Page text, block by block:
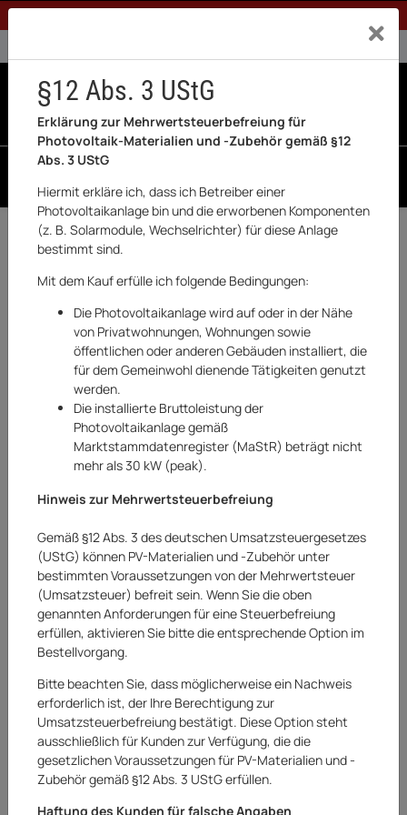
1% Rabatt bei Banküberweisung (Privatkunden)Exklusiv
Zurück Garten & Outdoor
Gartenbank Holzbank Sitzbank Bank
Glendale FSC 2-Sitzer weiß 93 x 120 x 60
cm
§12 Abs. 3 UStG
Erklärung zur Mehrwertsteuerbefreiung für
Photovoltaik-Materialien und -Zubehör gemäß §12
Abs. 3 UStG
Hiermit erkläre ich, dass ich Betreiber einer
Photovoltaikanlage bin und die erworbenen Komponenten
(z. B. Solarmodule, Wechselrichter) für diese Anlage
bestimmt sind.
Mit dem Kauf erfülle ich folgende Bedingungen:
Die Photovoltaikanlage wird auf oder in der Nähe
von Privatwohnungen, Wohnungen sowie
öffentlichen oder anderen Gebäuden installiert, die
für dem Gemeinwohl dienende Tätigkeiten genutzt
werden.
Die installierte Bruttoleistung der
Photovoltaikanlage gemäß
Marktstammdatenregister (MaStR) beträgt nicht
mehr als 30 kW (peak).
Hinweis zur Mehrwertsteuerbefreiung
Gemäß §12 Abs. 3 des deutschen Umsatzsteuergesetzes
(UStG) können PV-Materialien und -Zubehör unter
bestimmten Voraussetzungen von der Mehrwertsteuer
(Umsatzsteuer) befreit sein. Wenn Sie die oben
genannten Anforderungen für eine Steuerbefreiung
erfüllen, aktivieren Sie bitte die entsprechende Option im
Bestellvorgang.
Bitte beachten Sie, dass möglicherweise ein Nachweis
erforderlich ist, der Ihre Berechtigung zur
Umsatzsteuerbefreiung bestätigt. Diese Option steht
ausschließlich für Kunden zur Verfügung, die die
gesetzlichen Voraussetzungen für PV-Materialien und -
Zubehör gemäß §12 Abs. 3 UStG erfüllen.
Haftung des Kunden für falsche Angaben